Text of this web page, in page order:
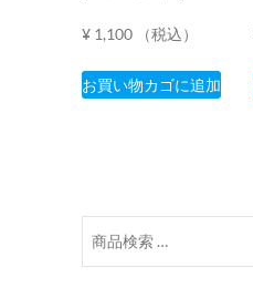
¥ 1,100 （税込）
お買い物カゴに追加